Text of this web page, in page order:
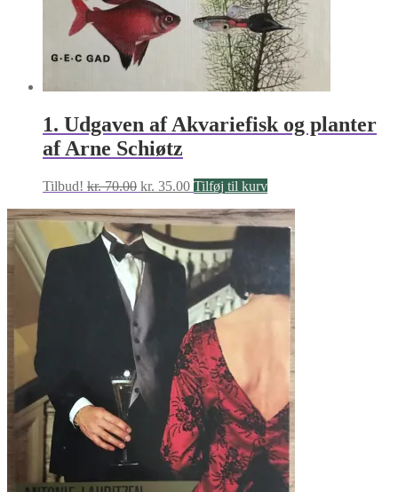
1. Udgaven af Akvariefisk og planter
af Arne Schiøtz
Tilbud! kr.70.00 Den
pris
var:
kr. 70.00.
kr. 35.00Den
pris
kr. 35.00.
Tilføj til kurv